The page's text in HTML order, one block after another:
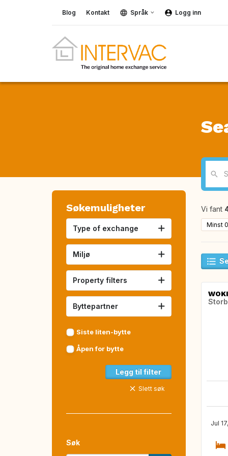
Blog Kontakt Språk Logg inn
Søkemuligheter
Type of exchange
Miljø
Property filters
Byttepartner
Siste liten-bytte
Åpen for bytte
Legg til filter
Slett søk
Søk
Vi fant
Minst
Jul